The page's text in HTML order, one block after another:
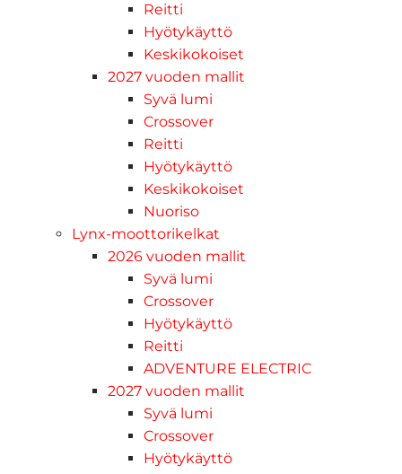
Reitti
Hyötykäyttö
Keskikokoiset
2027 vuoden mallit
Syvä lumi
Crossover
Reitti
Hyötykäyttö
Keskikokoiset
Nuoriso
Lynx-moottorikelkat
2026 vuoden mallit
Syvä lumi
Crossover
Hyötykäyttö
Reitti
ADVENTURE ELECTRIC
2027 vuoden mallit
Syvä lumi
Crossover
Hyötykäyttö